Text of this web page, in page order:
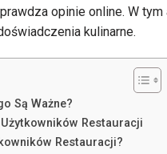
opinie online. W
kulinarne.
Są Ważne?
Restauracji
Restauracji?